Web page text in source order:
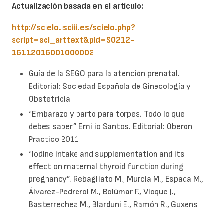
Actualización basada en el artículo:
http://scielo.isciii.es/scielo.php?
script=sci_arttext&pid=S0212-
16112016001000002
Guía de la SEGO para la atención prenatal.
Editorial: Sociedad Española de Ginecología y
Obstetricia
“Embarazo y parto para torpes. Todo lo que
debes saber” Emilio Santos. Editorial: Oberon
Practico 2011
“Iodine intake and supplementation and its
effect on maternal thyroid function during
pregnancy”. Rebagliato M., Murcia M., Espada M.,
Álvarez-Pedrerol M., Bolúmar F., Vioque J.,
Basterrechea M., Blarduni E., Ramón R., Guxens